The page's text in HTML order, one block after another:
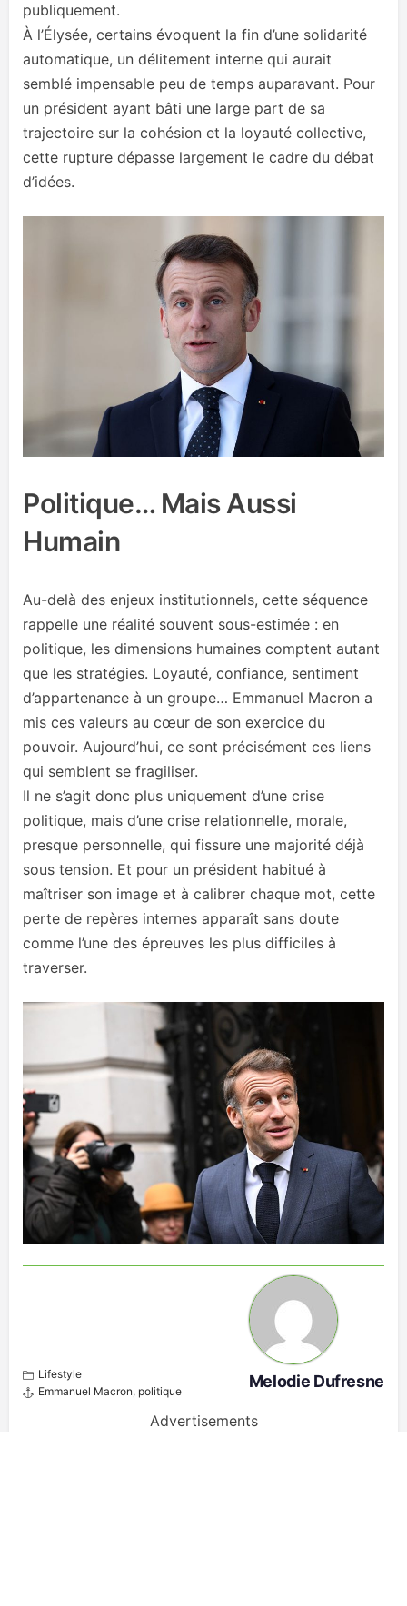
publiquement.
À l’Élysée, certains évoquent la fin d’une solidarité
automatique, un délitement interne qui aurait
semblé impensable peu de temps auparavant. Pour
un président ayant bâti une large part de sa
trajectoire sur la cohésion et la loyauté collective,
cette rupture dépasse largement le cadre du débat
d’idées.
Politique… Mais Aussi
Humain
Au-delà des enjeux institutionnels, cette séquence
rappelle une réalité souvent sous-estimée : en
politique, les dimensions humaines comptent autant
que les stratégies. Loyauté, confiance, sentiment
d’appartenance à un groupe… Emmanuel Macron a
mis ces valeurs au cœur de son exercice du
pouvoir. Aujourd’hui, ce sont précisément ces liens
qui semblent se fragiliser.
Il ne s’agit donc plus uniquement d’une crise
politique, mais d’une crise relationnelle, morale,
presque personnelle, qui fissure une majorité déjà
sous tension. Et pour un président habitué à
maîtriser son image et à calibrer chaque mot, cette
perte de repères internes apparaît sans doute
comme l’une des épreuves les plus difficiles à
traverser.
Lifestyle
Emmanuel Macron, politique
Melodie Dufresne
Advertisements